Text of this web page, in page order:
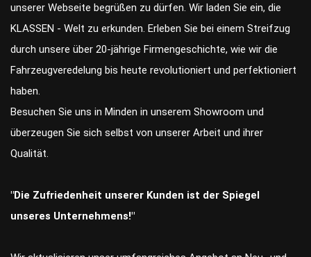
unserer Webseite begrüßen zu dürfen. Wir laden Sie ein, die
KLASSEN - Welt zu erkunden. Erleben Sie bei einem Streifzug
durch unsere über 20-jährige Firmengeschichte, wie wir die
Fahrzeugveredelung bis heute revolutioniert und perfektioniert
haben.
Besuchen Sie uns in Minden in unserem Showroom und
überzeugen Sie sich selbst von unserer Arbeit und ihrer
Qualität.
"Die Zufriedenheit unserer Kunden ist der Spiegel
unseres Unternehmens!"